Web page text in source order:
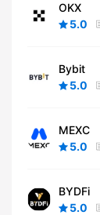
OKX
5.0
Bybit
5.0
MEXC
5.0
BYDFi
5.0